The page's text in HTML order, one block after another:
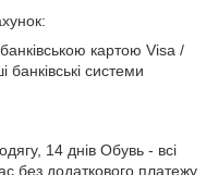
картою Visa /
системи
14 днів Обувь - всі
без додаткового платежу